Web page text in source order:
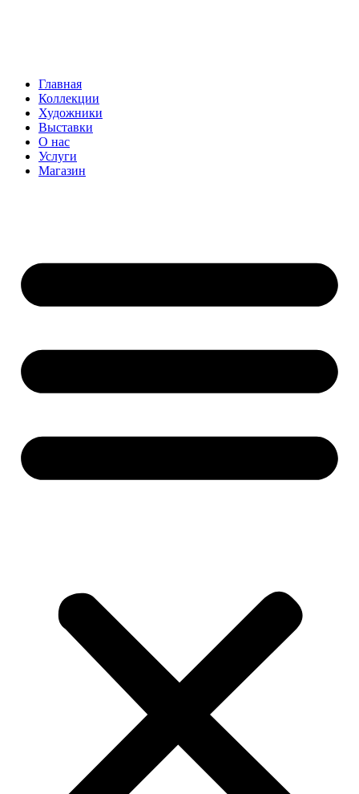
Главная
Коллекции
Художники
Выставки
О нас
Услуги
Магазин